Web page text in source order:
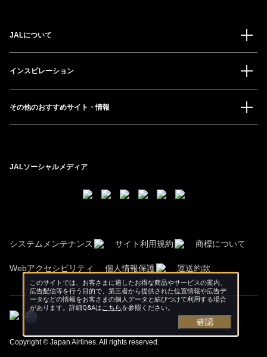
JALについて
インスピレーション
その他のおすすめサイト・情報
JALソーシャルメディア
システムメンテナンス サイト利用規約 商標について
Webアクセシビリティ 個人情報保護 運送約款
Copyright © Japan Airlines. All rights reserved.
このサイトでは、お客さまに適したお得な商品やサービスの案内、
広告配信等を行う目的で、第三者から提供された位置情報や広告デ
ータなどの情報をお客さまの個人データと結びつけて利用する場合
があります。詳細Q&Aはこちらを参照ください。
確認